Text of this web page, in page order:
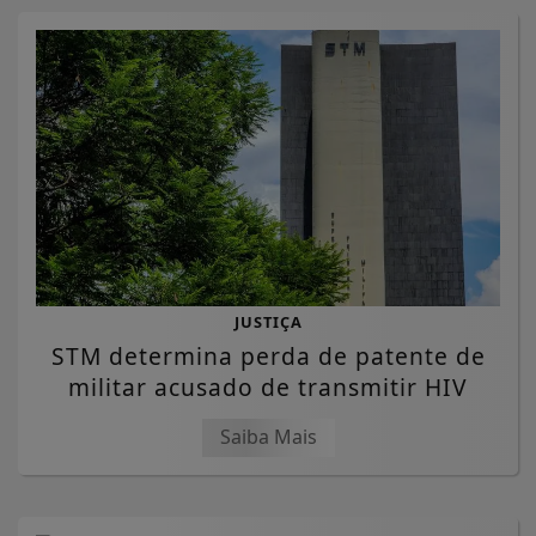
JUSTIÇA
STM determina perda de patente de
militar acusado de transmitir HIV
Saiba Mais